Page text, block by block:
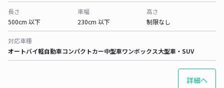
長さ
500cm 以下
車幅
230cm 以下
高さ
制限なし
対応車種
オートバイ軽自動車コンパクトカー中型車ワンボックス大型車・SUV
詳細へ